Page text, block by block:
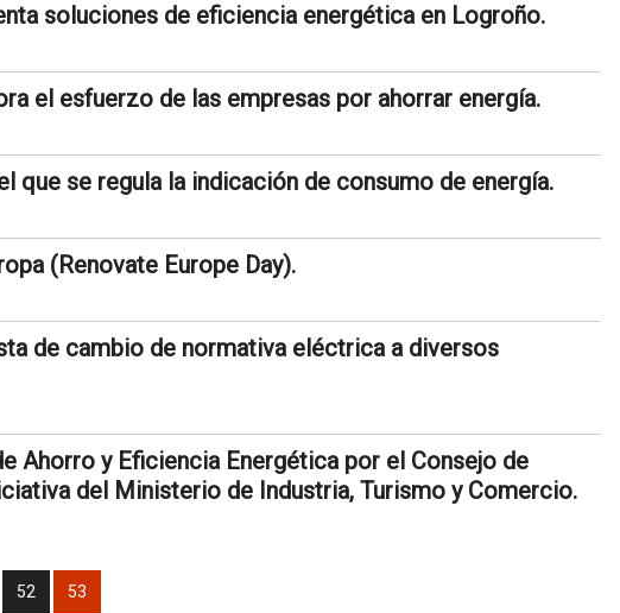
soluciones de eficiencia energética en Logroño.
el esfuerzo de las empresas por ahorrar energía.
que se regula la indicación de consumo de energía.
(Renovate Europe Day).
de cambio de normativa eléctrica a diversos
Ahorro y Eficiencia Energética por el Consejo de
del Ministerio de Industria, Turismo y Comercio.
52 53